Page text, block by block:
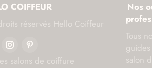
COIFFEUR
droits réservés Hello Coiffeur
les salons de coiffure
Nos
Tous
salon